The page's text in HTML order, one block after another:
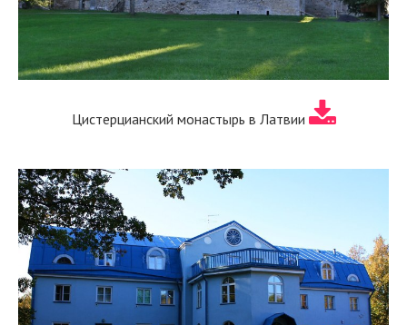
Цистерцианский монастырь в Латвии